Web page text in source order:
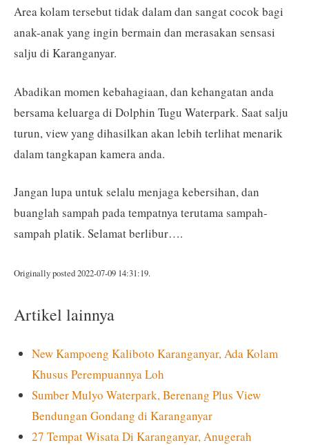
Area kolam tersebut tidak dalam dan sangat cocok bagi
anak-anak yang ingin bermain dan merasakan sensasi
salju di Karanganyar.
Abadikan momen kebahagiaan, dan kehangatan anda
bersama keluarga di Dolphin Tugu Waterpark. Saat salju
turun, view yang dihasilkan akan lebih terlihat menarik
dalam tangkapan kamera anda.
Jangan lupa untuk selalu menjaga kebersihan, dan
buanglah sampah pada tempatnya terutama sampah-
sampah platik. Selamat berlibur….
Originally posted 2022-07-09 14:31:19.
Artikel lainnya
New Kampoeng Kaliboto Karanganyar, Ada Kolam
Khusus Perempuannya Loh
Sumber Mulyo Waterpark, Berenang Plus View
Bendungan Gondang di Karanganyar
27 Tempat Wisata Di Karanganyar, Anugerah